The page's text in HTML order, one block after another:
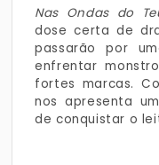
Nas Ondas do
dose certa de
passarão por
enfrentar
fortes marcas.
nos apresenta
de conquistar o